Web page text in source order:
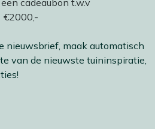
nieuwsbrief, maak automatisch
van de nieuwste tuininspiratie,